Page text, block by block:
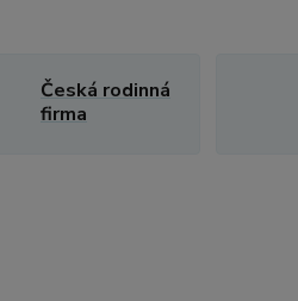
Česká rodinná
firma